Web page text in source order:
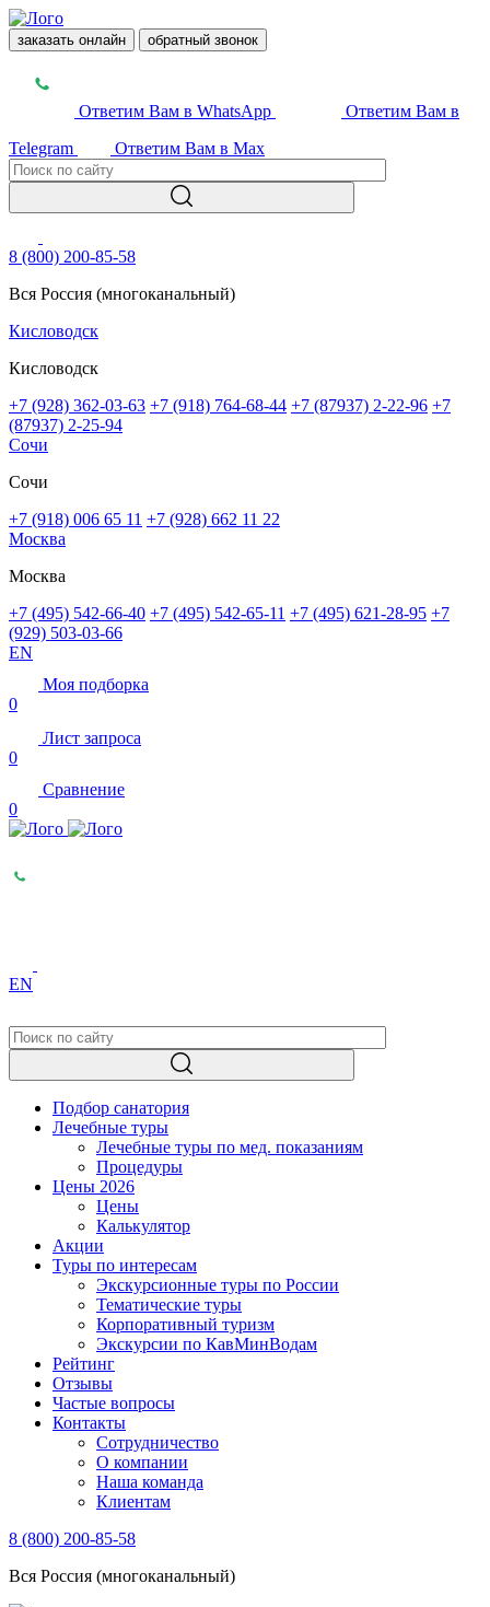
заказать онлайн обратный звонок
Ответим Вам в WhatsApp
Ответим Вам в
Telegram
Ответим Вам в Max
8 (800) 200-85-58
Вся Россия (многоканальный)
Кисловодск
Кисловодск
+7 (928) 362-03-63 +7 (918) 764-68-44 +7 (87937) 2-22-96 +7
(87937) 2-25-94
Сочи
Сочи
+7 (918) 006 65 11 +7 (928) 662 11 22
Москва
Москва
+7 (495) 542-66-40 +7 (495) 542-65-11 +7 (495) 621-28-95 +7
(929) 503-03-66
EN
Моя подборка
0
Лист запроса
0
Сравнение
0
EN
Подбор санатория
Лечебные туры
Лечебные туры по мед. показаниям
Процедуры
Цены 2026
Цены
Калькулятор
Акции
Туры по интересам
Экскурсионные туры по России
Тематические туры
Корпоративный туризм
Экскурсии по КавМинВодам
Рейтинг
Отзывы
Частые вопросы
Контакты
Сотрудничество
О компании
Наша команда
Клиентам
8 (800) 200-85-58
Вся Россия (многоканальный)